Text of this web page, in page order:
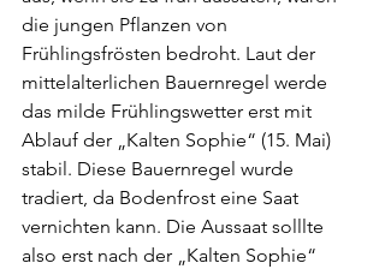
die jungen Pflanzen von
Frühlingsfrösten bedroht. Laut der
mittelalterlichen Bauernregel werde
das milde Frühlingswetter erst mit
Ablauf der „Kalten Sophie“ (15. Mai)
stabil. Diese Bauernregel wurde
tradiert, da Bodenfrost eine Saat
vernichten kann. Die Aussaat solllte
also erst nach der „Kalten Sophie“